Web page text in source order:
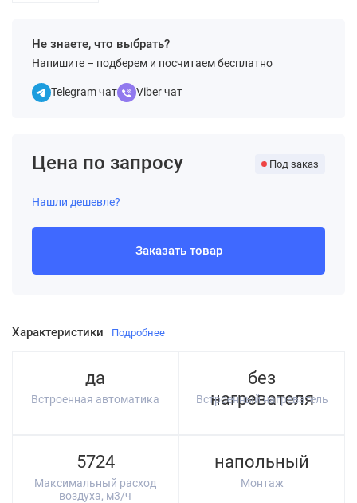
Не знаете, что выбрать?
Напишите – подберем и посчитаем бесплатно
Telegram чат Viber чат
Характеристики Подробнее
да
Встроенная автоматика
без
нагревателя
Встроенный нагреватель
5724
Максимальный расход
воздуха, м3/ч
напольный
Монтаж
Цена по запросу Под заказ
Нашли дешевле?
Заказать товар